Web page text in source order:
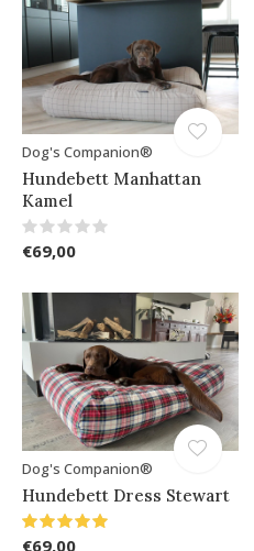
Dog's Companion®
Hundebett Manhattan
Kamel
€69,00
Dog's Companion®
Hundebett Dress Stewart
€69,00